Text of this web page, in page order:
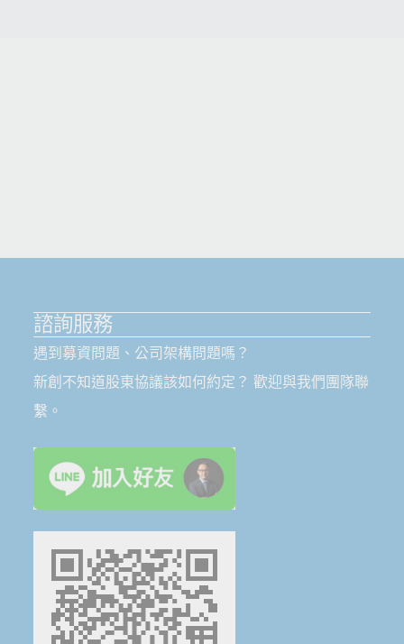
諮詢服務
遇到募資問題、公司架構問題嗎？
新創不知道股東協議該如何約定？ 歡迎與我們團隊聯
繫。